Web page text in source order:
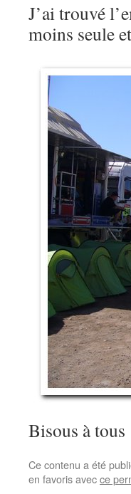
J’ai trouvé
moins seule
Bisous à tous
Ce contenu a été
en favoris avecce